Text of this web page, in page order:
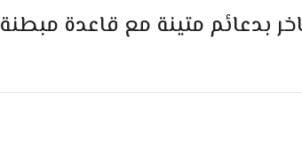
بدعائم متينة مع قاعدة مبطنة